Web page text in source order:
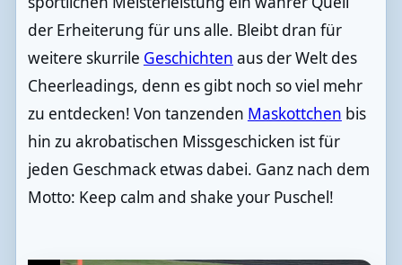
der Erheiterung für uns alle. Bleibt dran für
weitere skurrile Geschichten aus der Welt des
Cheerleadings, denn es gibt noch so viel mehr
zu entdecken! Von tanzenden Maskottchen bis
hin zu akrobatischen Missgeschicken ist für
jeden Geschmack etwas dabei. Ganz nach dem
Motto: Keep calm and shake your Puschel!